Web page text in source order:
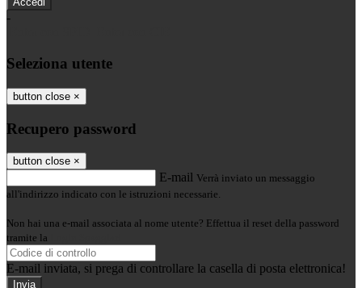
-
Seleziona utente
button close ×
Recupero password
button close ×
E-mail Verrà inviato un messaggio
all'indirizzo indicato con le istruzioni necessarie.
Non hai una e-mail associata al nome utente? Effettua il reset della password
tramite la
E-mail inviata, si prega di controllare la casella di posta elettronica!